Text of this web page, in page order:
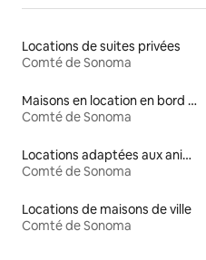
Locations de suites privées
Comté de Sonoma
Maisons en location en bord de mer
Comté de Sonoma
Locations adaptées aux animaux
Comté de Sonoma
Locations de maisons de ville
Comté de Sonoma